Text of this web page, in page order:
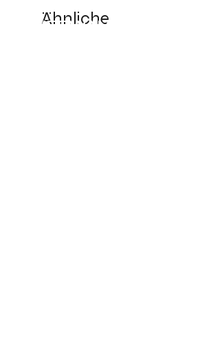
Ähnliche
VERWANDTE